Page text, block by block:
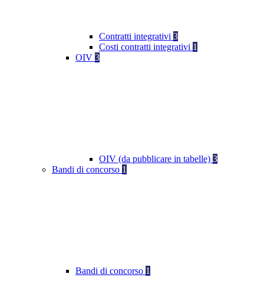
Contratti integrativi 3
Costi contratti integrativi 1
OIV 3
OIV (da pubblicare in tabelle) 3
Bandi di concorso 1
Bandi di concorso 1